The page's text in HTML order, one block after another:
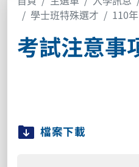
學士班特殊選才
110年
考試注意事
檔案下載